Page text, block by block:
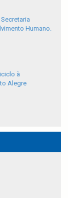
Humano.
à
Alegre